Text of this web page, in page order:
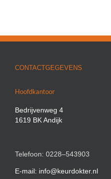
CONTACTGEGEVENS
Hoofdkantoor
Bedrijvenweg 4
1619 BK Andijk
Telefoon: 0228–543903
E-mail: info@keurdokter.nl